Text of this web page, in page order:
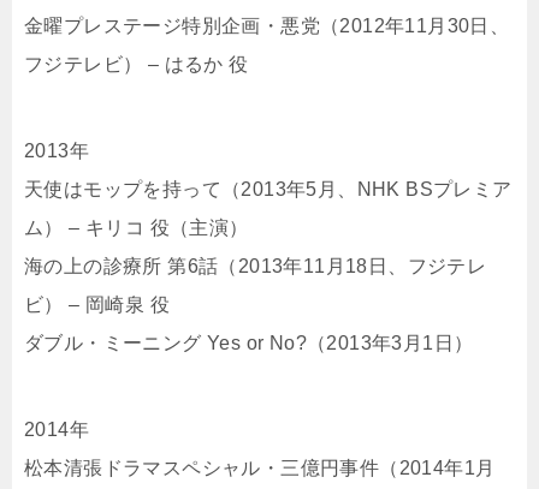
金曜プレステージ特別企画・悪党（2012年11月30日、
フジテレビ） – はるか 役
2013年
天使はモップを持って（2013年5月、NHK BSプレミア
ム） – キリコ 役（主演）
海の上の診療所 第6話（2013年11月18日、フジテレ
ビ） – 岡崎泉 役
ダブル・ミーニング Yes or No?（2013年3月1日）
2014年
松本清張ドラマスペシャル・三億円事件（2014年1月